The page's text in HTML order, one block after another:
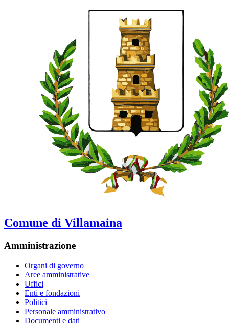
Comune di Villamaina
Amministrazione
Organi di governo
Aree amministrative
Uffici
Enti e fondazioni
Politici
Personale amministrativo
Documenti e dati